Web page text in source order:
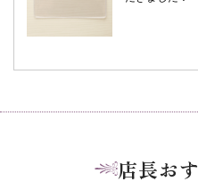
店長お